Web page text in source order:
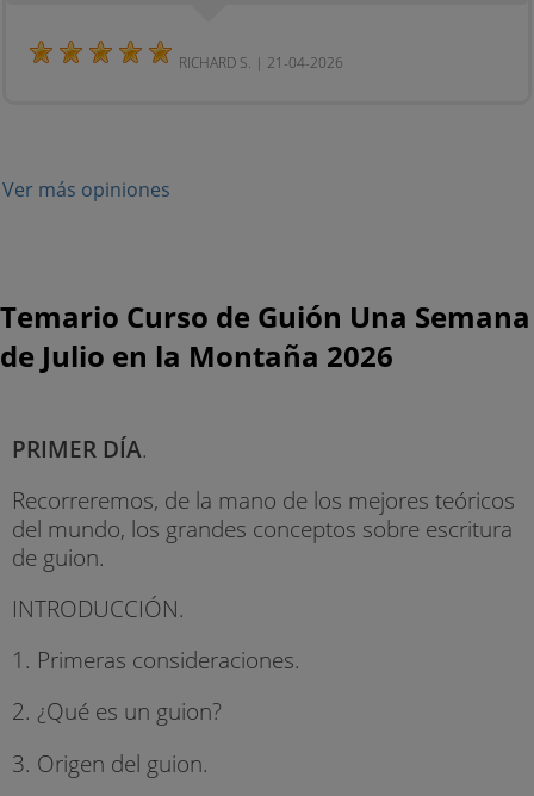
RICHARD S. | 21-04-2026
Ver más opiniones
Temario Curso de Guión Una Semana
de Julio en la Montaña 2026
PRIMER DÍA.
Recorreremos, de la mano de los mejores teóricos
del mundo, los grandes conceptos sobre escritura
de guion.
INTRODUCCIÓN.
1. Primeras consideraciones.
2. ¿Qué es un guion?
3. Origen del guion.